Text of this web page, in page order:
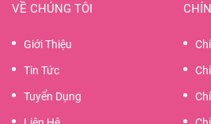
VỀ CHÚNG TÔI
Giới Thiệu
Tin Tức
Tuyển Dụng